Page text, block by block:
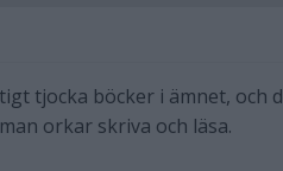
tjocka böcker i ämnet, och
orkar skriva och läsa.